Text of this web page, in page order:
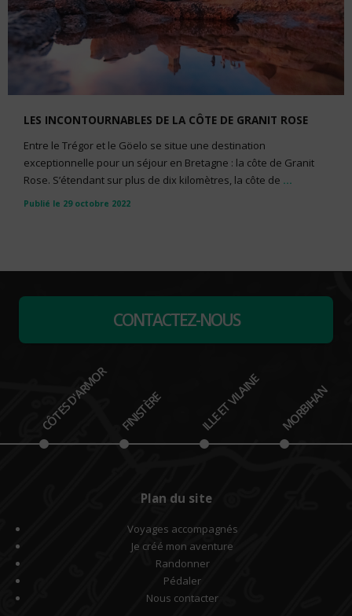
LES INCONTOURNABLES DE LA CÔTE DE GRANIT ROSE
Entre le Trégor et le Göelo se situe une destination
exceptionnelle pour un séjour en Bretagne : la côte de Granit
Rose. S’étendant sur plus de dix kilomètres, la côte de ...
Publié le 29 octobre 2022
CONTACTEZ-NOUS
CÔTES D'ARMOR FINISTÈRE ILLE ET VILAINE MORBIHAN
Plan du site
Voyages accompagnés
Je créé mon aventure
Randonner
Pédaler
Nous contacter